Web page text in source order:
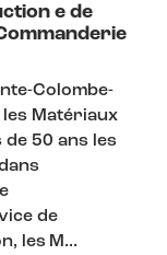
e de
Colombe-
les Matériaux
de 50 ans les
de
les M...